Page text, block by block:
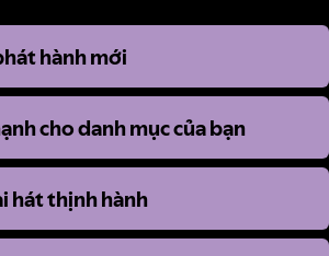
hành mới
hành mới
cho danh mục của bạn
cho danh mục của bạn
hát thịnh hành
hát thịnh hành